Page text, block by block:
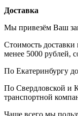
Доставка
Мы привезём Ваш
Стоимость доставки
менее 5000 рублей,
По Екатеринбургу
По Свердловской и
транспортной